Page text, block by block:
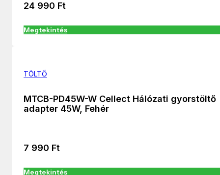
24 990 Ft
Megtekintés
TÖLTŐ
MTCB-PD45W-W Cellect Hálózati gyorstöltő
adapter 45W, Fehér
7 990 Ft
Megtekintés